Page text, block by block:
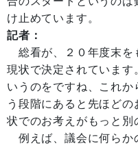
け止めています。
記者：
総看が、２０年度末を
現状で決定されています
いうのをですね、これ
う段階にあると先ほど
状でのお考えがもっと別
例えば、議会に何らか